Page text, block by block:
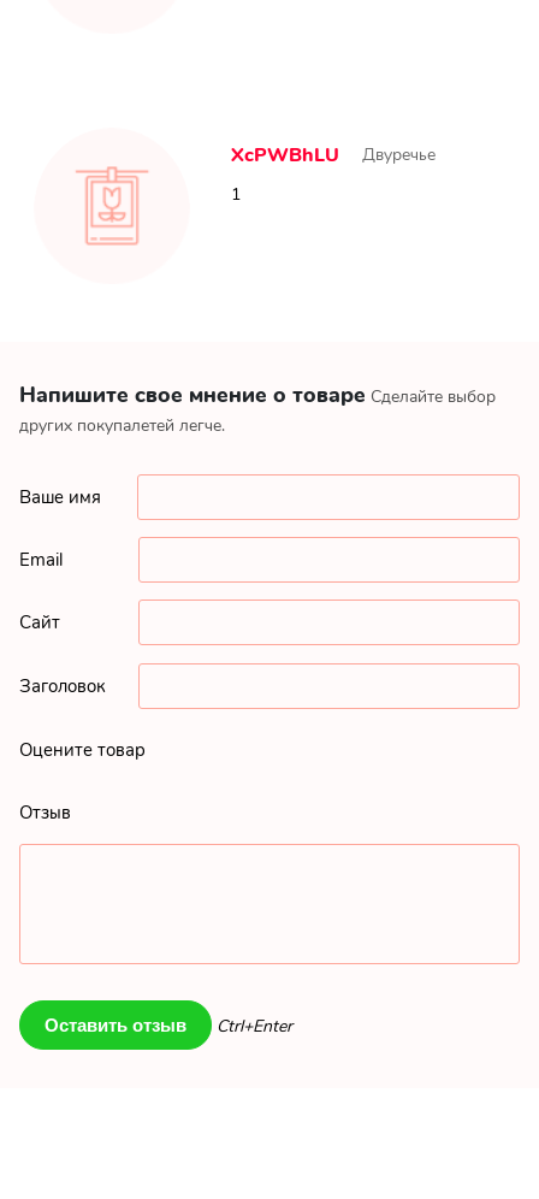
Напишите свое мнение о товаре Сделайте выбор
других покупалетей легче.
Ваше имя
Email
Сайт
Заголовок
Оцените товар
Отзыв
Ctrl+Enter
XcPWBhLU
Двуречье
1